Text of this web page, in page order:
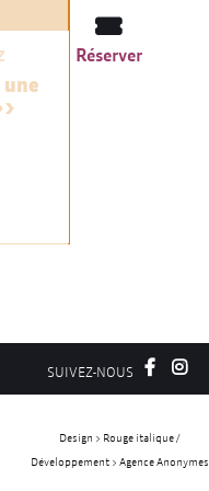
Réserver
SUIVEZ-NOUS
Design > Rouge italique /
Développement > Agence Anonymes